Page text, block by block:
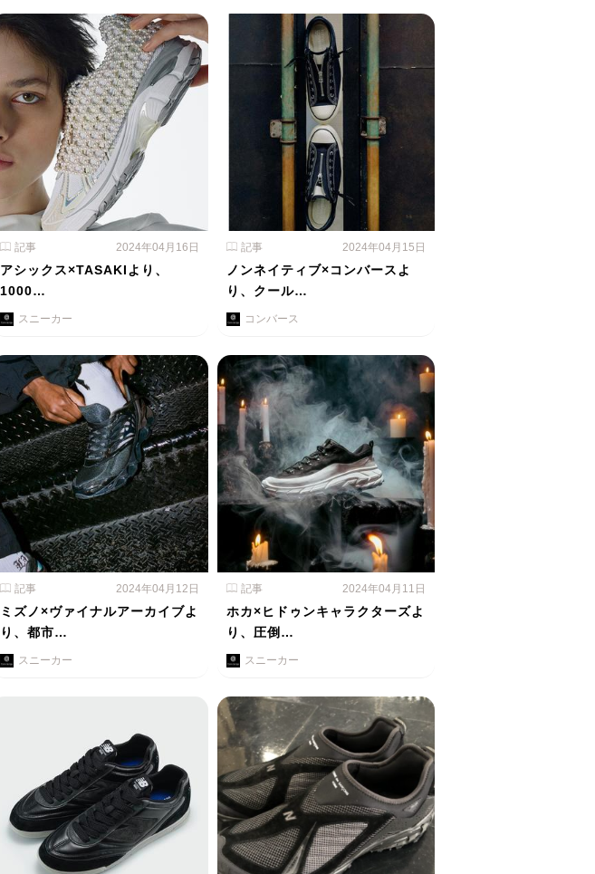
記事 2024年04月16日
アシックス×TASAKIより、
1000…
スニーカー
記事 2024年04月15日
ノンネイティブ×コンバースよ
り、クール…
コンバース
記事 2024年04月12日
ミズノ×ヴァイナルアーカイブよ
り、都市…
スニーカー
記事 2024年04月11日
ホカ×ヒドゥンキャラクターズよ
り、圧倒…
スニーカー